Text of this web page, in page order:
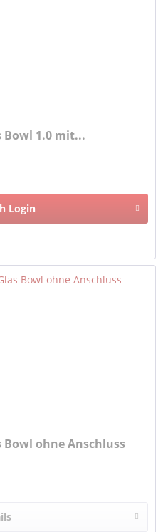
Bowl 1.0 mit...
Login
Bowl ohne Anschluss